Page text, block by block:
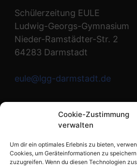
Cookie-Zustimmung
verwalten
Um dir ein optimales Erlebnis zu bieten,
Cookies, um Geräteinformationen zu
zuzugreifen. Wenn du diesen Technologien
Schülerzeitung EULE
Ludwig-Georgs-Gymnasium
Nieder-Ramstädter-Str. 2
64283 Darmstadt
eule@lgg-darmstadt.de
Wir sind die